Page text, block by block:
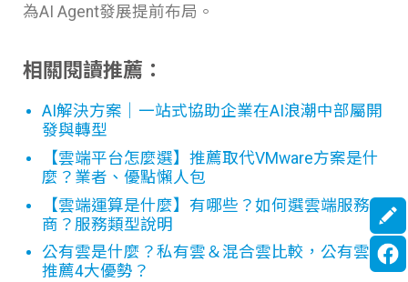
為AI Agent發展提前布局。
相關閱讀推薦：
AI解決方案｜一站式協助企業在AI浪潮中部屬開
發與轉型
【雲端平台怎麼選】推薦取代VMware方案是什
麼？業者、優點懶人包
【雲端運算是什麼】有哪些？如何選雲端服務
商？服務類型說明
公有雲是什麼？私有雲＆混合雲比較，公有雲
推薦4大優勢？